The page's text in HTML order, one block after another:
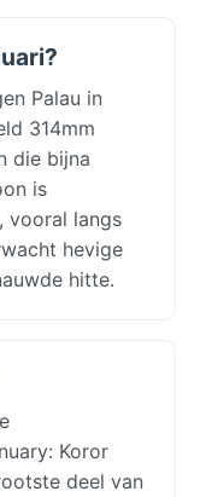
Palau in
314mm
die bijna
is
vooral langs
hevige
hitte.
Koror
deel van